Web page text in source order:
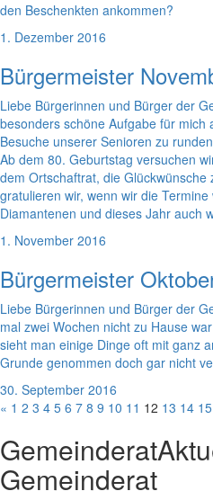
den Beschenkten ankommen?
1. Dezember 2016
Bürgermeister
Liebe Bürgerinnen und Bürger der
besonders schöne Aufgabe für mich
Besuche unserer Senioren zu
Ab dem 80. Geburtstag versuchen
dem Ortschaftrat, die Glückwünsche
gratulieren wir, wenn wir die
Diamantenen und dieses Jahr auch
1. November 2016
Bürgermeister
Liebe Bürgerinnen und Bürger der
mal zwei Wochen nicht zu Hause
sieht man einige Dinge oft mit ganz
Grunde genommen doch gar nicht
30. September 2016
« 1 2 3 4 5 6 7 8 9 10 11 12 13 14 15
Gemeinderat
Gemeinderat